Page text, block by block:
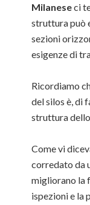
Milaneseci
struttura può
sezioni
esigenze di
Ricordiamo
del silos è, di
struttura
Come vi
corredato da
migliorano la
ispezioni e la